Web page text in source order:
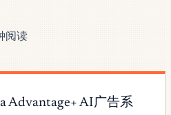
阅读
Advantage+ AI广告系